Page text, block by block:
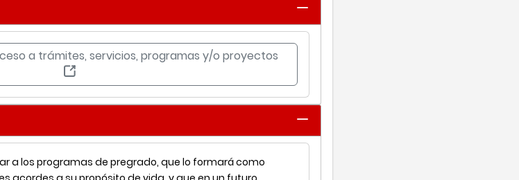
a trámites, servicios, programas y/o proyectos
a los programas de pregrado, que lo formará como